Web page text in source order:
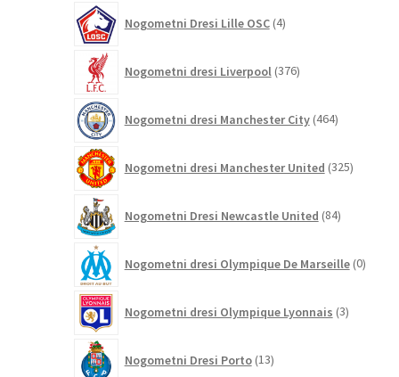
Nogometni Dresi Lille OSC 4izdelki
Nogometni dresi Liverpool 376izdelkov
Nogometni dresi Manchester City 464izdelkov
Nogometni dresi Manchester United 325izdelkov
Nogometni Dresi Newcastle United 84izdelkov
Nogometni dresi Olympique De Marseille 0
Nogometni dresi Olympique Lyonnais 3izdelki
Nogometni Dresi Porto 13izdelkov